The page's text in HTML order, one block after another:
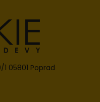
1 05801 Poprad